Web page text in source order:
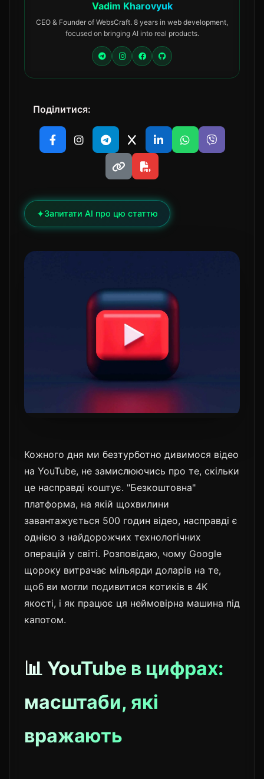
Vadim Kharovyuk
CEO & Founder of WebsCraft. 8 years in web development,
focused on bringing AI into real products.
Поділитися:
✦Запитати AI про цю статтю
Кожного дня ми безтурботно дивимося відео
на YouTube, не замислюючись про те, скільки
це насправді коштує. "Безкоштовна"
платформа, на якій щохвилини
завантажується 500 годин відео, насправді є
однією з найдорожчих технологічних
операцій у світі. Розповідаю, чому Google
щороку витрачає мільярди доларів на те,
щоб ви могли подивитися котиків в 4K
якості, і як працює ця неймовірна машина під
капотом.
📊 YouTube в цифрах:
масштаби, які
вражають